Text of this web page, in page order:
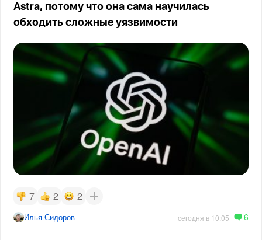
Astra, потому что она сама научилась
обходить сложные уязвимости
7 2 2
Илья Сидоров сегодня в 10:05 6